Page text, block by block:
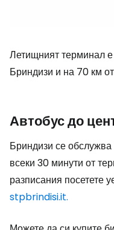
Летищният терминал
Бриндизи и на 70 км
Автобус до
Бриндизи се обслужва
всеки 30 минути от
разписания посетете
stpbrindisi.it.